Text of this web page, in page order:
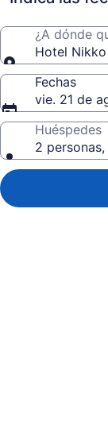
¿A dónde
Hotel Nikko
Fechas
vie. 21 de
Huéspedes
2